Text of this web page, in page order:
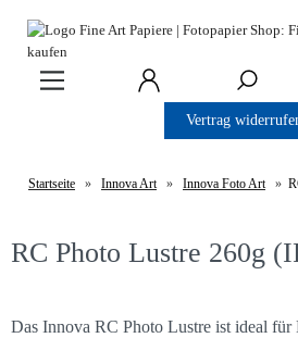
Vertrag
Startseite » Innova Art » Innova Foto Art »
RC Photo Lustre 260g
Das Innova RC Photo Lustre ist ideal für